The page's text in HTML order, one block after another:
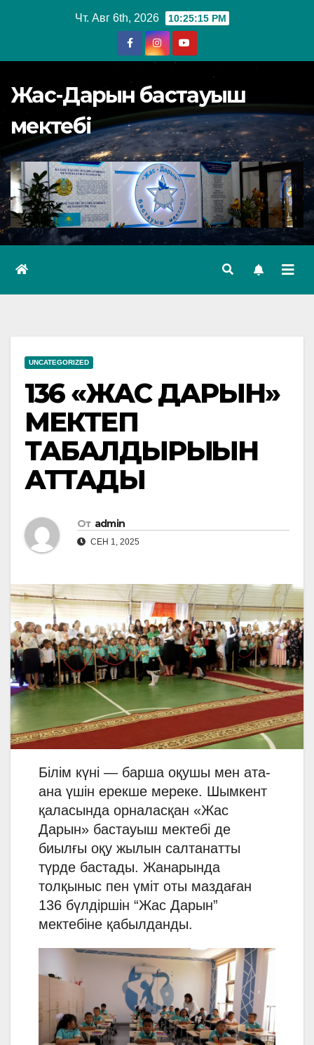
Чт. Авг 6th, 2026 10:25:17 PM
Жас-Дарын бастауыш
мектебі
UNCATEGORIZED
136 «ЖАС ДАРЫН»
МЕКТЕП
ТАБАЛДЫРЫҒЫН
АТТАДЫ
От admin
СЕН 1, 2025
Білім күні — барша оқушы мен ата-
ана үшін ерекше мереке. Шымкент
қаласында орналасқан «Жас
Дарын» бастауыш мектебі де
биылғы оқу жылын салтанатты
түрде бастады. Жанарында
толқыныс пен үміт оты маздаған
136 бүлдіршін “Жас Дарын”
мектебіне қабылданды.